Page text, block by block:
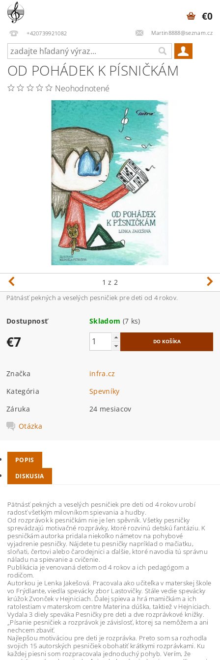
+420739921082 Martin8888@seznam.cz
€0
OD POHÁDEK K PÍSNIČKÁM
Neohodnotené
1 z 2
Pätnásť pekných a veselých pesničiek pre deti od 4 rokov.
Dostupnosť Skladom (7 ks)
€7
Značka
infra.cz
Kategória
Spevníky
Záruka
24 mesiacov
Otázka
POPIS
DISKUSIA
Pätnásť pekných a veselých pesničiek pre deti od 4 rokov urobí
radosť všetkým milovníkom spievania a hudby.
Od rozprávok k pesničkám nie je len spěvník. Všetky pesničky
sprevádzajú motivačné rozprávky, ktoré rozvinú detskú fantáziu. K
pesničkám autorka pridala niekoľko námetov na pohybové
vyjadrenie pesničky. Nájdete tu pesničky napríklad o mačiatku,
sloňati, čertovi alebo čarodejnici a ďalšie, ktoré navodia tú správnu
náladu na spievanie a cvičenie.
Publikácia je venovaná deťom od 4 rokov a ich pedagógom a
rodičom.
Autorkou je Lenka Jakešová. Pracovala ako učiteľka v materskej škole
vo Frýdlante, viedla spevácky zbor Lastovičky. Stále vedie spevácky
krúžok Zvonček v Hejniciach. Ďalej spieva a hrá mamičkám a ich
ratolestiam v materskom centre Materina dúška, taktiež v Hejniciach.
Vydala 3 diely speváka Pesničky pre deti a dve rozprávkové knižky.
„Písanie pesničiek a rozprávok je závislosť, ktorej sa nemôžem a ani
nechcem zbaviť.
Najlepšou motiváciou pre deti je rozprávka. Preto som sa rozhodla
svojich 15 autorských pesničiek obohatiť krátkymi rozprávkami. Ku
každej piesni som rozpracovala jednoduchý pohyb. Verím, že